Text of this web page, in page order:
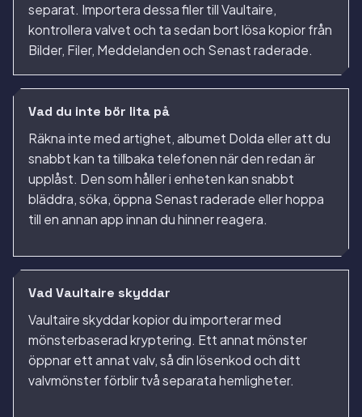
separat. Importera dessa filer till Vaultaire,
kontrollera valvet och ta sedan bort lösa kopior från
Bilder, Filer, Meddelanden och Senast raderade.
Vad du inte bör lita på
Räkna inte med artighet, albumet Dolda eller att du
snabbt kan ta tillbaka telefonen när den redan är
upplåst. Den som håller i enheten kan snabbt
bläddra, söka, öppna Senast raderade eller hoppa
till en annan app innan du hinner reagera.
Vad Vaultaire skyddar
Vaultaire skyddar kopior du importerar med
mönsterbaserad kryptering. Ett annat mönster
öppnar ett annat valv, så din lösenkod och ditt
valvmönster förblir två separata hemligheter.